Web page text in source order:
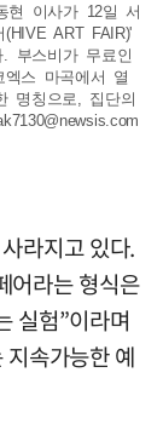
현 이사가 12일 서
ART FAIR)'
부스비가 무료인
스 마곡에서 열
명칭으로, 집단의
라지고 있다.
어라는 형식은
실험”이라며
속가능한 예